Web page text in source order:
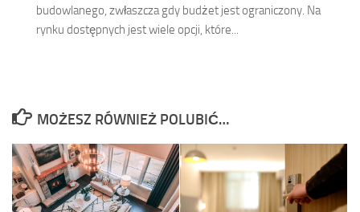
budowlanego, zwłaszcza gdy budżet jest ograniczony. Na
rynku dostępnych jest wiele opcji, które...
MOŻESZ RÓWNIEŻ POLUBIĆ…